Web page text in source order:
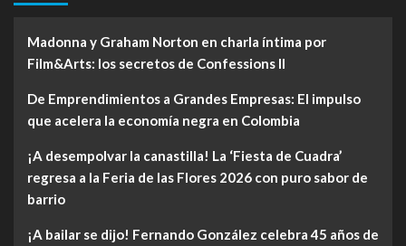
Madonna y Graham Norton en charla íntima por
Film&Arts: los secretos de Confessions II
De Emprendimientos a Grandes Empresas: El impulso
que acelera la economía negra en Colombia
¡A desempolvar la canastilla! La ‘Fiesta de Cuadra’
regresa a la Feria de las Flores 2026 con puro sabor de
barrio
¡A bailar se dijo! Fernando González celebra 45 años de